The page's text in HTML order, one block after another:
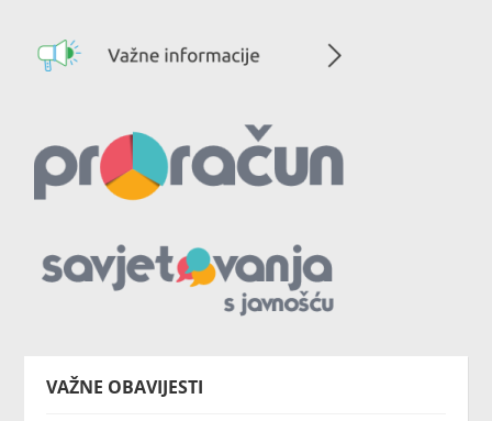
VAŽNE OBAVIJESTI